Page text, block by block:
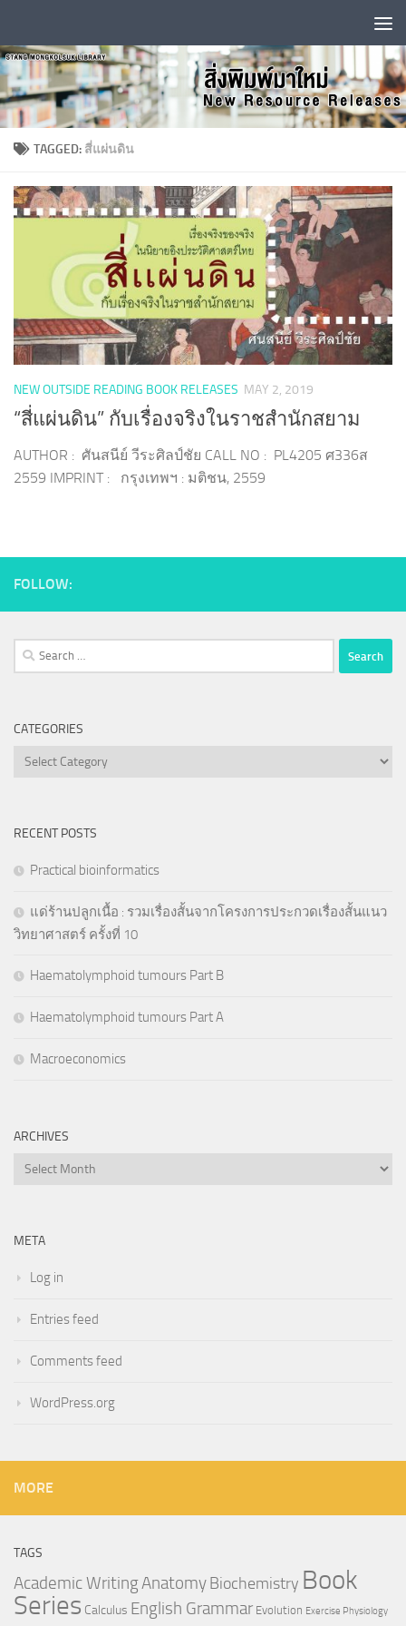
TAGGED: สี่แผ่นดิน
NEW OUTSIDE READING BOOK RELEASES MAY 2, 2019
“สี่แผ่นดิน” กับเรื่องจริงในราชสำนักสยาม
AUTHOR : ศันสนีย์ วีระศิลป์ชัย CALL NO : PL4205 ศ336ส
2559 IMPRINT : กรุงเทพฯ : มติชน, 2559
FOLLOW:
Search
for:
CATEGORIES
Categories
RECENT POSTS
Practical bioinformatics
แด่ร้านปลูกเนื้อ : รวมเรื่องสั้นจากโครงการประกวดเรื่องสั้นแนว
วิทยาศาสตร์ ครั้งที่ 10
Haematolymphoid tumours Part B
Haematolymphoid tumours Part A
Macroeconomics
ARCHIVES
Archives
META
Log in
Entries feed
Comments feed
WordPress.org
MORE
TAGS
Academic WritingAnatomy Biochemistry Book
Series Calculus English Grammar Evolution Exercise Physiology